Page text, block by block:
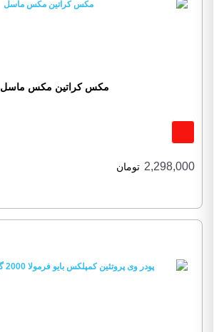
مکس کراتین مکس ماسل
2,298,000 تومان